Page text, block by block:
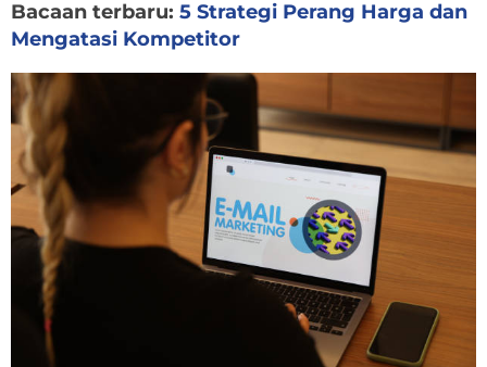
Bacaan terbaru: 5 Strategi Perang Harga dan
Mengatasi Kompetitor